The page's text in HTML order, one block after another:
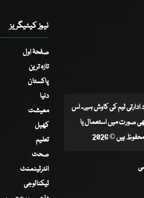
ادارتی ٹیم کی کاوش ہے۔ اس
صورت میں استعمال یا
ہیں © 2026
نیوز کیٹیگریز
صفحۂ اول
تازہ ترین
پاکستان
دنیا
معیشت
کھیل
تعلیم
صحت
انٹرٹینمنٹ
ٹیکنالوجی